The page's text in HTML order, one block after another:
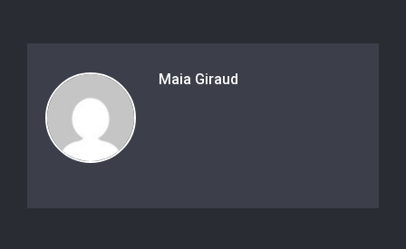
Maia Giraud